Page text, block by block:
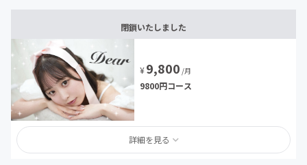
閉鎖いたしました
¥9,800 /月
9800円コース
詳細を見る